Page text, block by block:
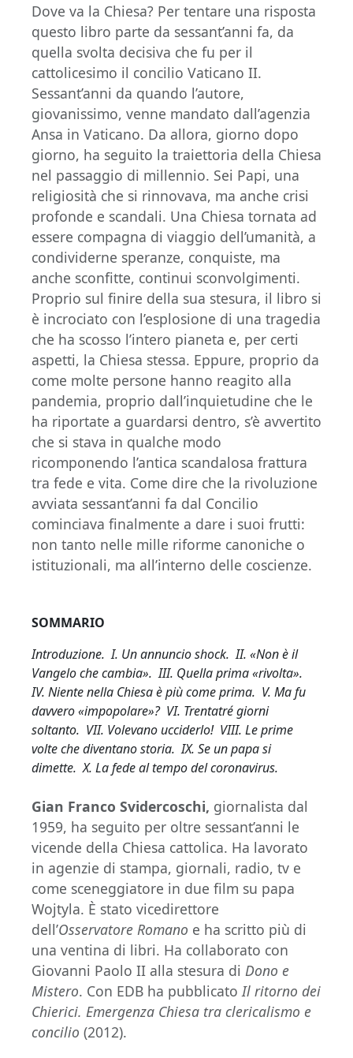
Dove va la Chiesa? Per tentare una risposta
questo libro parte da sessant’anni fa, da
quella svolta decisiva che fu per il
cattolicesimo il concilio Vaticano II.
Sessant’anni da quando l’autore,
giovanissimo, venne mandato dall’agenzia
Ansa in Vaticano. Da allora, giorno dopo
giorno, ha seguito la traiettoria della Chiesa
nel passaggio di millennio. Sei Papi, una
religiosità che si rinnovava, ma anche crisi
profonde e scandali. Una Chiesa tornata ad
essere compagna di viaggio dell’umanità, a
condividerne speranze, conquiste, ma
anche sconfitte, continui sconvolgimenti.
Proprio sul finire della sua stesura, il libro si
è incrociato con l’esplosione di una tragedia
che ha scosso l’intero pianeta e, per certi
aspetti, la Chiesa stessa. Eppure, proprio da
come molte persone hanno reagito alla
pandemia, proprio dall’inquietudine che le
ha riportate a guardarsi dentro, s’è avvertito
che si stava in qualche modo
ricomponendo l’antica scandalosa frattura
tra fede e vita. Come dire che la rivoluzione
avviata sessant’anni fa dal Concilio
cominciava finalmente a dare i suoi frutti:
non tanto nelle mille riforme canoniche o
istituzionali, ma all’interno delle coscienze.
SOMMARIO
Introduzione. I. Un annuncio shock. II. «Non è il
Vangelo che cambia». III. Quella prima «rivolta».
IV. Niente nella Chiesa è più come prima. V. Ma fu
davvero «impopolare»? VI. Trentatré giorni
soltanto. VII. Volevano ucciderlo! VIII. Le prime
volte che diventano storia. IX. Se un papa si
dimette. X. La fede al tempo del coronavirus.
Gian Franco Svidercoschi, giornalista dal
1959, ha seguito per oltre sessant’anni le
vicende della Chiesa cattolica. Ha lavorato
in agenzie di stampa, giornali, radio, tv e
come sceneggiatore in due film su papa
Wojtyla. È stato vicedirettore
dell’Osservatore Romano e ha scritto più di
una ventina di libri. Ha collaborato con
Giovanni Paolo II alla stesura di Dono e
Mistero. Con EDB ha pubblicato Il ritorno dei
Chierici. Emergenza Chiesa tra clericalismo e
concilio (2012).